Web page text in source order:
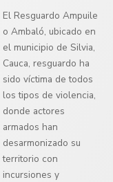
El Resguardo Ampuile
o Ambaló, ubicado en
el municipio de Silvia,
Cauca, resguardo ha
sido víctima de todos
los tipos de violencia,
donde actores
armados han
desarmonizado su
territorio con
incursiones y